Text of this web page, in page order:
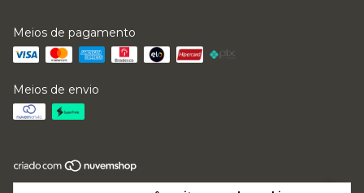
Meios de pagamento
Meios de envio
Copyright Direct Discos - 45740144000112 - 2026. Todos os direitos